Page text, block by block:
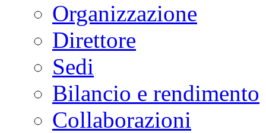
Organizzazione
Direttore
Sedi
Bilancio e rendimento
Collaborazioni